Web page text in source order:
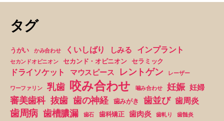
タグ
うがい かみ合わせ くいしばり しみる インプラント
セカンドオピニオン セカンド・オピニオン セラミック
ドライソケット マウスピース レントゲン レーザー
ワーファリン 乳歯 咬み合わせ 噛み合わせ 妊娠 妊婦
審美歯科 抜歯 歯の神経 歯みがき 歯並び 歯周炎
歯周病 歯槽膿漏 歯石 歯科矯正 歯肉炎 歯軋り 歯髄炎